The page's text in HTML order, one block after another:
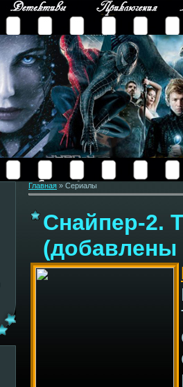
Главная » Сериалы
Снайпер-2.
(добавлены